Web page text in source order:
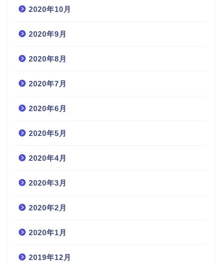
2020年10月
2020年9月
2020年8月
2020年7月
2020年6月
2020年5月
2020年4月
2020年3月
2020年2月
2020年1月
2019年12月